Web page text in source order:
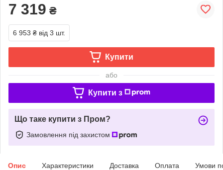
7 319 ₴
6 953 ₴ від 3 шт.
Купити
або
Купити з
Що таке купити з Пром?
Замовлення під захистом
Опис Характеристики Доставка Оплата Умови